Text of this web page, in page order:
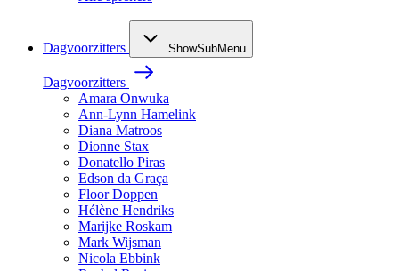
Dagvoorzitters ShowSubMenu
Dagvoorzitters
Amara Onwuka
Ann-Lynn Hamelink
Diana Matroos
Dionne Stax
Donatello Piras
Edson da Graça
Floor Doppen
Hélène Hendriks
Marijke Roskam
Mark Wijsman
Nicola Ebbink